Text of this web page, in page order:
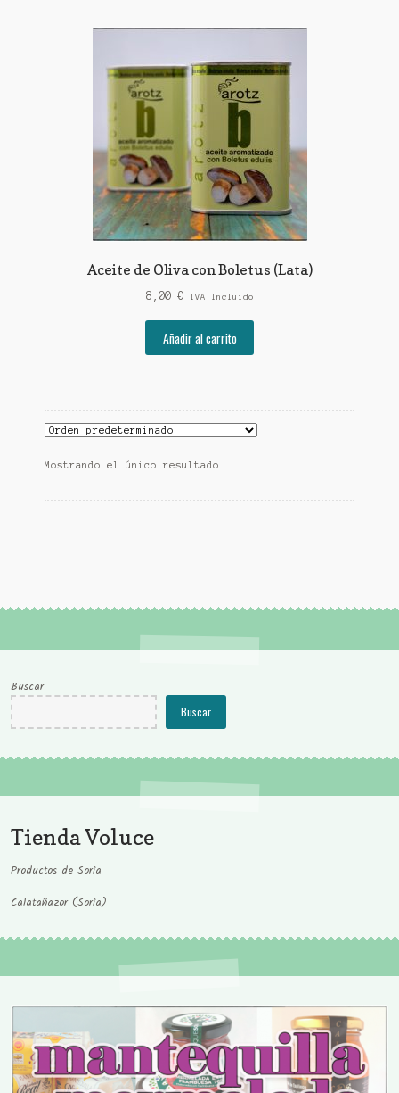
Aceite de Oliva con Boletus (Lata)
8,00 € IVA Incluido
Añadir al carrito
Mostrando el único resultado
Buscar
Buscar
Tienda Voluce
Productos de Soria
Calatañazor (Soria)